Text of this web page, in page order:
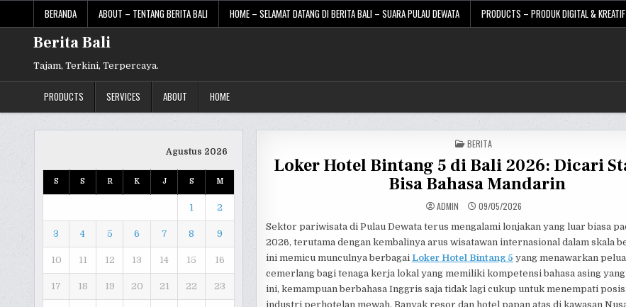
content
BERANDA ABOUT – TENTANG BERITA BALI HOME – SELAMAT DATANG DI BERITA BALI – SUARA PULAU DEWATA PRODUCTS – PRODUK DIGITAL &
Berita Bali
Tajam, Terkini, Terpercaya.
PRODUCTS SERVICES ABOUT HOME
Agustus 2026
S S R K J S M
1 2
3 4 5 6 7 8 9
10 11 12 13 14 15 16
17 18 19 20 21 22 23
POSTED
IN
BERITA
Loker Hotel Bintang 5 di Bali 2026: Dicari
Bisa Bahasa Mandarin
ADMIN 09/05/2026
Sektor pariwisata di Pulau Dewata terus mengalami lonjakan yang luar biasa
2026, terutama dengan kembalinya arus wisatawan internasional dalam skala
ini memicu munculnya berbagai Loker Hotel Bintang 5 yang menawarkan
cemerlang bagi tenaga kerja lokal yang memiliki kompetensi bahasa asing
ini, kemampuan berbahasa Inggris saja tidak lagi cukup untuk menempati
industri perhotelan mewah. Banyak resor dan hotel papan atas di kawasan